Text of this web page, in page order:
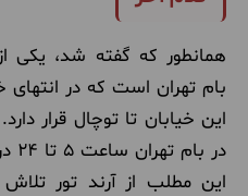
همانطور که گفته شد، یکی
بام تهران است که در
این خیابان تا توچال قرار
این مطلب از آرند تور